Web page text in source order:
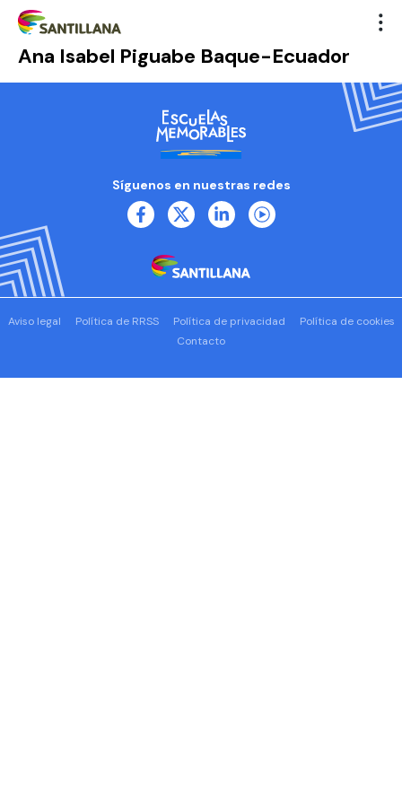
Ana Isabel Piguabe Baque-Ecuador
Síguenos en nuestras redes
Aviso legal Política de RRSS Política de privacidad
Política de cookies
Contacto